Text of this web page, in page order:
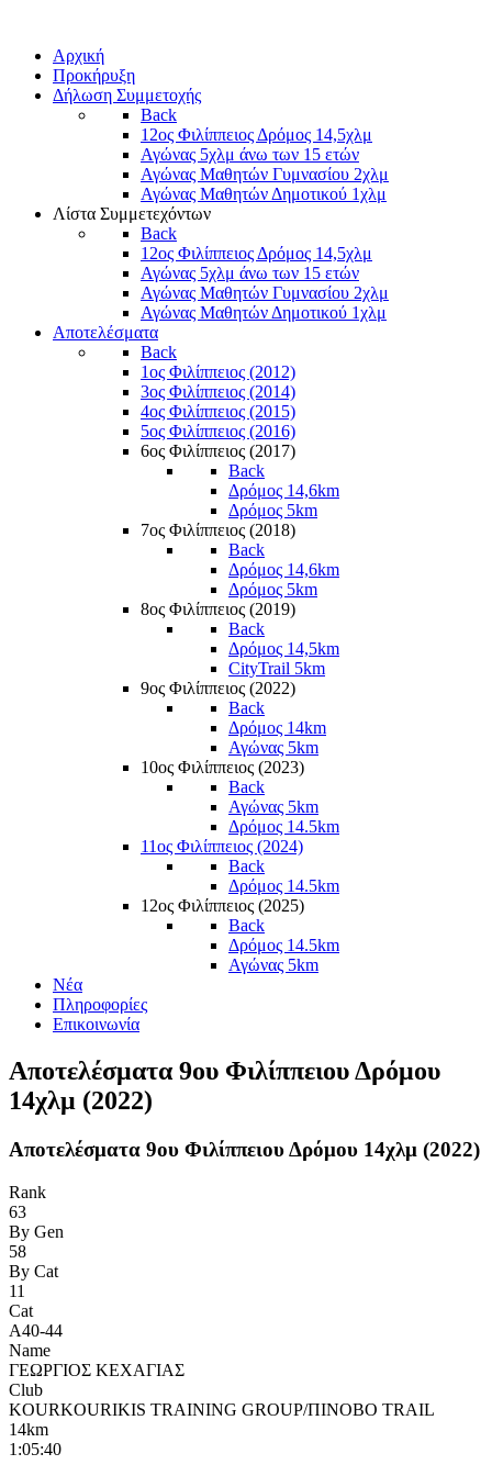
Αρχική
Προκήρυξη
Δήλωση Συμμετοχής
Back
12ος Φιλίππειος Δρόμος 14,5χλμ
Αγώνας 5χλμ άνω των 15 ετών
Αγώνας Μαθητών Γυμνασίου 2χλμ
Αγώνας Μαθητών Δημοτικού 1χλμ
Λίστα Συμμετεχόντων
Back
12ος Φιλίππειος Δρόμος 14,5χλμ
Αγώνας 5χλμ άνω των 15 ετών
Αγώνας Μαθητών Γυμνασίου 2χλμ
Αγώνας Μαθητών Δημοτικού 1χλμ
Αποτελέσματα
Back
1ος Φιλίππειος (2012)
3ος Φιλίππειος (2014)
4ος Φιλίππειος (2015)
5ος Φιλίππειος (2016)
6ος Φιλίππειος (2017)
Back
Δρόμος 14,6km
Δρόμος 5km
7ος Φιλίππειος (2018)
Back
Δρόμος 14,6km
Δρόμος 5km
8ος Φιλίππειος (2019)
Back
Δρόμος 14,5km
CityTrail 5km
9ος Φιλίππειος (2022)
Back
Δρόμος 14km
Αγώνας 5km
10ος Φιλίππειος (2023)
Back
Αγώνας 5km
Δρόμος 14.5km
11ος Φιλίππειος (2024)
Back
Δρόμος 14.5km
12ος Φιλίππειος (2025)
Back
Δρόμος 14.5km
Αγώνας 5km
Νέα
Πληροφορίες
Επικοινωνία
Αποτελέσματα 9ου Φιλίππειου Δρόμου
14χλμ (2022)
Αποτελέσματα 9ου Φιλίππειου Δρόμου 14χλμ (2022)
Rank
63
By Gen
58
By Cat
11
Cat
Α40-44
Name
ΓΕΩΡΓΙΟΣ ΚΕΧΑΓΙΑΣ
Club
KOURKOURIKIS TRAINING GROUP/ΠΙΝΟΒΟ TRAIL
14km
1:05:40